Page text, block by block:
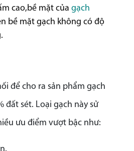
cao,bề mặt của gạch
bề mặt gạch không có độ
để cho ra sản phẩm gạch
đất sét. Loại gạch này sử
ưu điểm vượt bậc như: